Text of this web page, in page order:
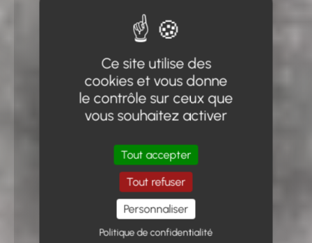
Ce site utilise des
cookies et vous donne
le contrôle sur ceux que
vous souhaitez activer
Tout accepter
Tout refuser
Personnaliser
Politique de confidentialité